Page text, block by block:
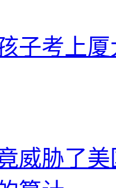
子考上
威胁了